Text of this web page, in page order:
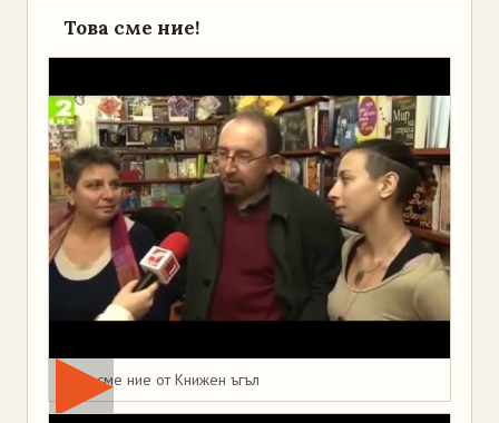
Това сме ние!
Това сме ние от Книжен ъгъл